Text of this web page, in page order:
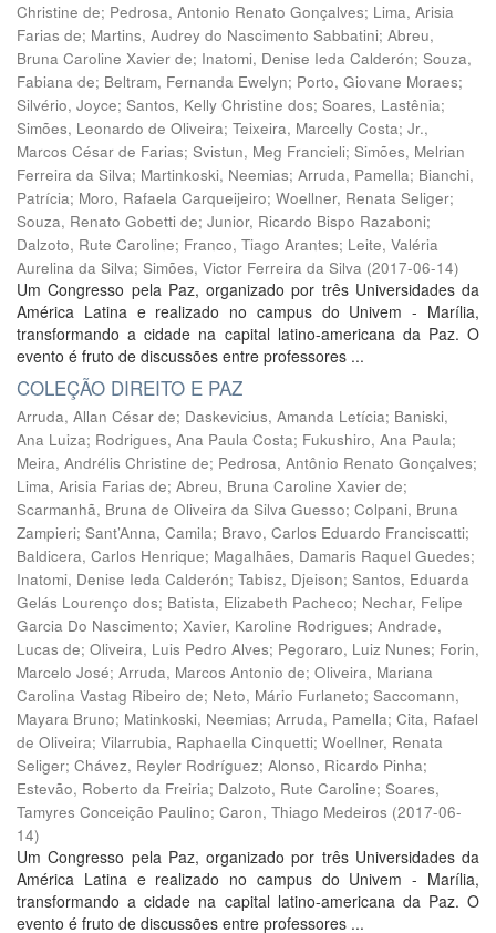
Christine de; Pedrosa, Antonio Renato Gonçalves; Lima, Arisia
Farias de; Martins, Audrey do Nascimento Sabbatini; Abreu,
Bruna Caroline Xavier de; Inatomi, Denise Ieda Calderón; Souza,
Fabiana de; Beltram, Fernanda Ewelyn; Porto, Giovane Moraes;
Silvério, Joyce; Santos, Kelly Christine dos; Soares, Lastênia;
Simões, Leonardo de Oliveira; Teixeira, Marcelly Costa; Jr.,
Marcos César de Farias; Svistun, Meg Francieli; Simões, Melrian
Ferreira da Silva; Martinkoski, Neemias; Arruda, Pamella; Bianchi,
Patrícia; Moro, Rafaela Carqueijeiro; Woellner, Renata Seliger;
Souza, Renato Gobetti de; Junior, Ricardo Bispo Razaboni;
Dalzoto, Rute Caroline; Franco, Tiago Arantes; Leite, Valéria
Aurelina da Silva; Simões, Victor Ferreira da Silva (2017-06-14)
Um Congresso pela Paz, organizado por três Universidades da
América Latina e realizado no campus do Univem - Marília,
transformando a cidade na capital latino-americana da Paz. O
evento é fruto de discussões entre professores ...
COLEÇÃO DIREITO E PAZ
Arruda, Allan César de; Daskevicius, Amanda Letícia; Baniski,
Ana Luiza; Rodrigues, Ana Paula Costa; Fukushiro, Ana Paula;
Meira, Andrélis Christine de; Pedrosa, Antônio Renato Gonçalves;
Lima, Arisia Farias de; Abreu, Bruna Caroline Xavier de;
Scarmanhã, Bruna de Oliveira da Silva Guesso; Colpani, Bruna
Zampieri; Sant’Anna, Camila; Bravo, Carlos Eduardo Franciscatti;
Baldicera, Carlos Henrique; Magalhães, Damaris Raquel Guedes;
Inatomi, Denise Ieda Calderón; Tabisz, Djeison; Santos, Eduarda
Gelás Lourenço dos; Batista, Elizabeth Pacheco; Nechar, Felipe
Garcia Do Nascimento; Xavier, Karoline Rodrigues; Andrade,
Lucas de; Oliveira, Luis Pedro Alves; Pegoraro, Luiz Nunes; Forin,
Marcelo José; Arruda, Marcos Antonio de; Oliveira, Mariana
Carolina Vastag Ribeiro de; Neto, Mário Furlaneto; Saccomann,
Mayara Bruno; Matinkoski, Neemias; Arruda, Pamella; Cita, Rafael
de Oliveira; Vilarrubia, Raphaella Cinquetti; Woellner, Renata
Seliger; Chávez, Reyler Rodríguez; Alonso, Ricardo Pinha;
Estevão, Roberto da Freiria; Dalzoto, Rute Caroline; Soares,
Tamyres Conceição Paulino; Caron, Thiago Medeiros (2017-06-
14)
Um Congresso pela Paz, organizado por três Universidades da
América Latina e realizado no campus do Univem - Marília,
transformando a cidade na capital latino-americana da Paz. O
evento é fruto de discussões entre professores ...